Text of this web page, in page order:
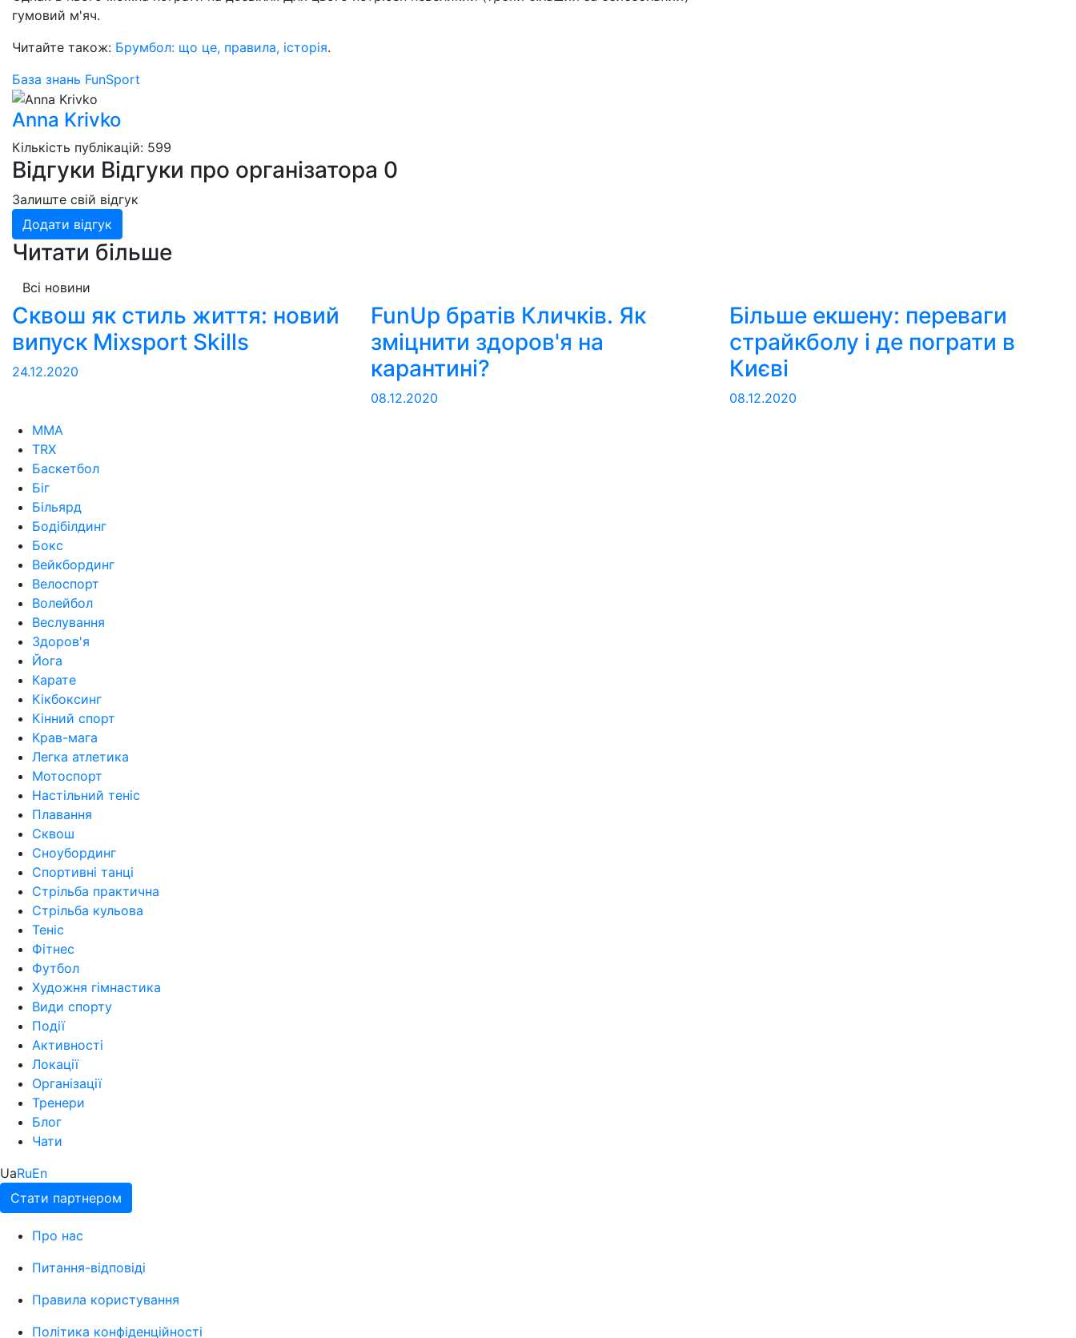
гумовий м'яч.
Читайте також: Брумбол: що це, правила, історія.
База знань FunSport
Anna Krivko
Кількість публікацій: 599
Відгуки Відгуки про організатора 0
Залиште свій відгук
Додати відгук
Читати більше
Всі новини
Сквош як стиль життя: новий
випуск Mixsport Skills
24.12.2020
FunUp братів Кличків. Як
зміцнити здоров'я на
карантині?
08.12.2020
Більше екшену: переваги
страйкболу і де пограти в
Києві
08.12.2020
MMA
TRX
Баскетбол
Біг
Більярд
Бодібілдинг
Бокс
Вейкбординг
Велоспорт
Волейбол
Веслування
Здоров'я
Йога
Карате
Кікбоксинг
Кінний спорт
Крав-мага
Легка атлетика
Мотоспорт
Настільний теніс
Плавання
Сквош
Сноубординг
Спортивні танці
Стрільба практична
Стрільба кульова
Теніс
Фітнес
Футбол
Художня гімнастика
Види спорту
Події
Активності
Локації
Організації
Тренери
Блог
Чати
UaRuEn
Стати партнером
Про нас
Питання-відповіді
Правила користування
Політика конфіденційності